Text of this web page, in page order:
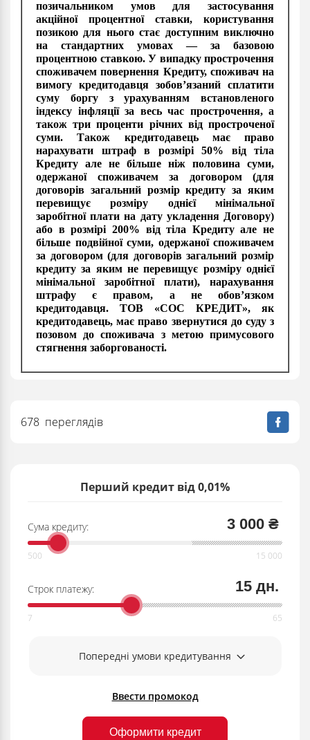
Перший кредит від 0,01%
Сума кредиту: 3 000 ₴
Строк платежу: 15 дн.
Попередні умови кредитування
Ввести промокод
Оформити кредит
позичальником умов для застосування
акційної процентної ставки, користування
позикою для нього стає доступним виключно
на стандартних умовах — за базовою
процентною ставкою. У випадку прострочення
споживачем повернення Кредиту, споживач на
вимогу кредитодавця зобов’язаний сплатити
суму боргу з урахуванням встановленого
індексу інфляції за весь час прострочення, а
також три проценти річних від простроченої
суми. Також кредитодавець має право
нарахувати штраф в розмірі 50% від тіла
Кредиту але не більше ніж половина суми,
одержаної споживачем за договором (для
договорів загальний розмір кредиту за яким
перевищує розміру однієї мінімальної
заробітної плати на дату укладення Договору)
або в розмірі 200% від тіла Кредиту але не
більше подвійної суми, одержаної споживачем
за договором (для договорів загальний розмір
кредиту за яким не перевищує розміру однієї
мінімальної заробітної плати), нарахування
штрафу є правом, а не обов’язком
кредитодавця. ТОВ «СОС КРЕДИТ», як
кредитодавець, має право звернутися до суду з
позовом до споживача з метою примусового
стягнення заборгованості.
678 переглядів